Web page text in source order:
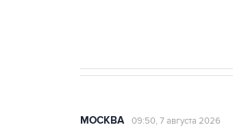
МОСКВА 09:50, 7 августа 2026